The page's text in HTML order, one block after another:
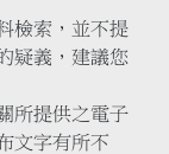
檢索，並不提
疑義，建議您
所提供之電子
文字有所不